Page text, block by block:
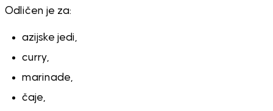
Odličen je za:
azijske jedi,
curry,
marinade,
čaje,